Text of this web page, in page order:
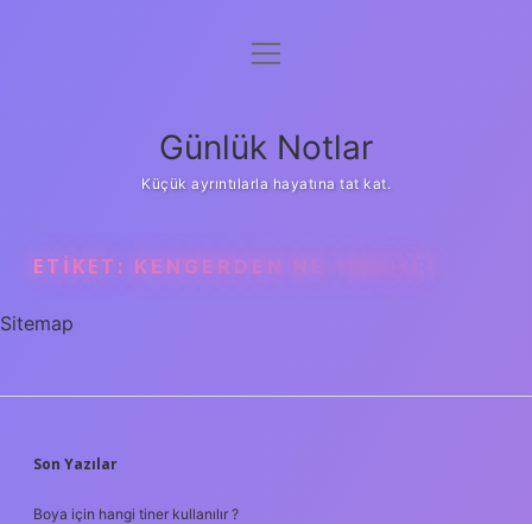
Anasayfa
Yasal Uyarı
menüyü
Günlük Notlar
Küçük ayrıntılarla hayatına tat kat.
ETIKET: KENGERDEN NE YAPILIR
Sitemap
SIDEBAR
Son Yazılar
Boya için hangi tiner kullanılır ?